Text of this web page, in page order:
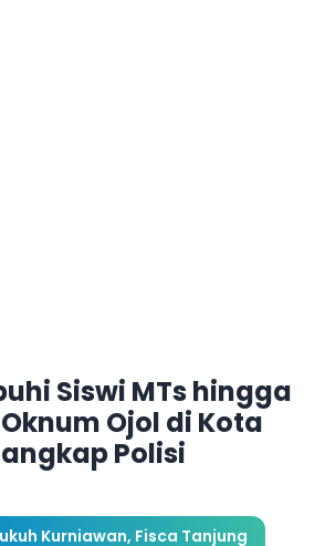
Siswi MTs hingga
Ojol di Kota
Polisi
Kurniawan, Fisca Tanjung